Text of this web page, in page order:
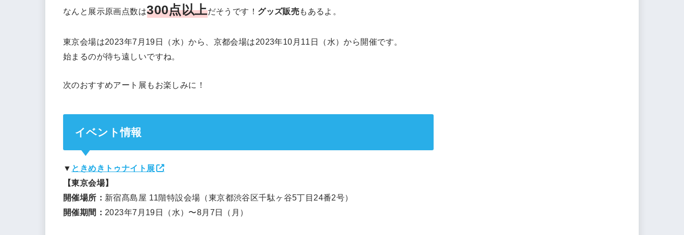
なんと展示原画点数は300点以上だそうです！ グッズ販売もあるよ。
東京会場は2023年7月19日（水）から、京都会場は2023年10月11日（水）から開催です。
始まるのが待ち遠しいですね。
次のおすすめアート展もお楽しみに！
イベント情報
▼ ときめきトゥナイト展
【東京会場】
開催場所： 新宿髙島屋 11階特設会場（東京都渋谷区千駄ヶ谷5丁目24番2号）
開催期間： 2023年7⽉19⽇（⽔）〜8⽉7⽇（⽉）